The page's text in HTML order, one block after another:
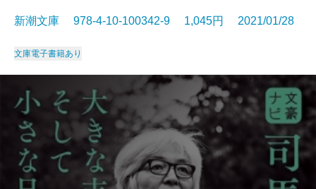
新潮文庫 978-4-10-100342-9 1,045円 2021/01/28
文庫電子書籍あり